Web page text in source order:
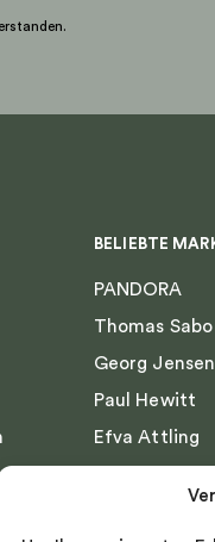
BELIEBTE
PANDORA
Thomas Sabo
Georg Jensen
Paul Hewitt
Efva Attling